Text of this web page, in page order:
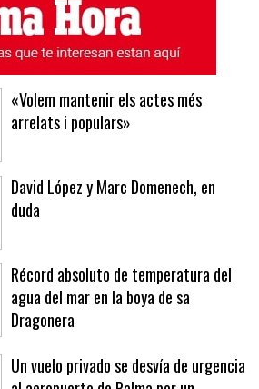
«Volem mantenir els actes més
arrelats i populars»
David López y Marc Domenech, en
duda
Récord absoluto de temperatura del
agua del mar en la boya de sa
Dragonera
Un vuelo privado se desvía de urgencia